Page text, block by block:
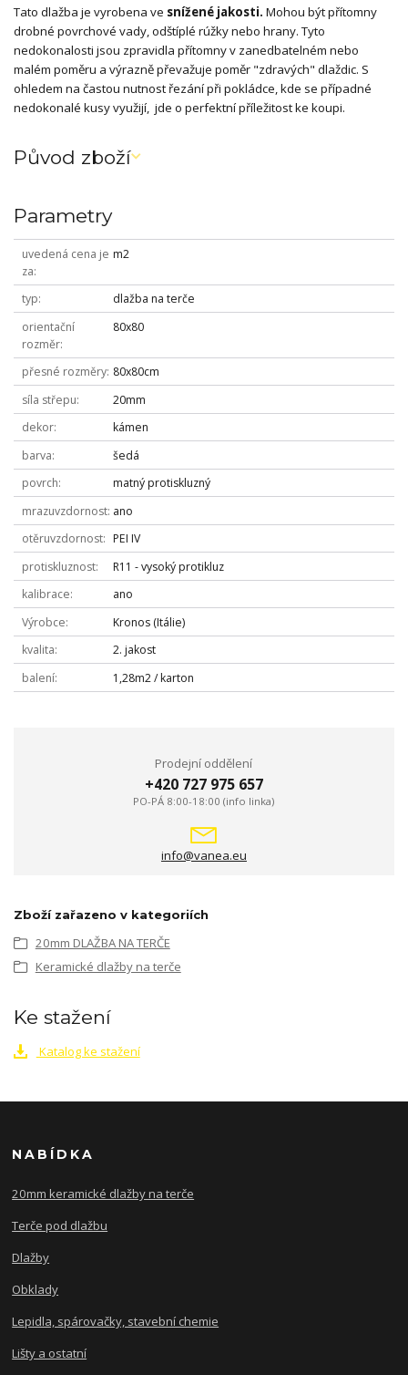
Tato dlažba je vyrobena ve snížené jakosti. Mohou být přítomny
drobné povrchové vady, odštíplé rúžky nebo hrany. Tyto
nedokonalosti jsou zpravidla přítomny v zanedbatelném nebo
malém poměru a výrazně převažuje poměr "zdravých" dlaždic. S
ohledem na častou nutnost řezání při pokládce, kde se případné
nedokonalé kusy využijí, jde o perfektní příležitost ke koupi.
Původ zboží
Parametry
uvedená cena je
za
m2
typ
dlažba na terče
orientační
rozměr
80x80
přesné rozměry 80x80cm
síla střepu
20mm
dekor
kámen
barva
šedá
povrch
matný protiskluzný
mrazuvzdornost ano
otěruvzdornost
PEI IV
protiskluznost
R11 - vysoký protikluz
kalibrace
ano
Výrobce
Kronos (Itálie)
kvalita
2. jakost
balení
1,28m2 / karton
Prodejní oddělení
+420 727 975 657
PO-PÁ 8:00-18:00 (info linka)
info@vanea.eu
Zboží zařazeno v kategoriích
20mm DLAŽBA NA TERČE
Keramické dlažby na terče
Ke stažení
Katalog ke stažení
NABÍDKA
20mm keramické dlažby na terče
Terče pod dlažbu
Dlažby
Obklady
Lepidla, spárovačky, stavební chemie
Lišty a ostatní